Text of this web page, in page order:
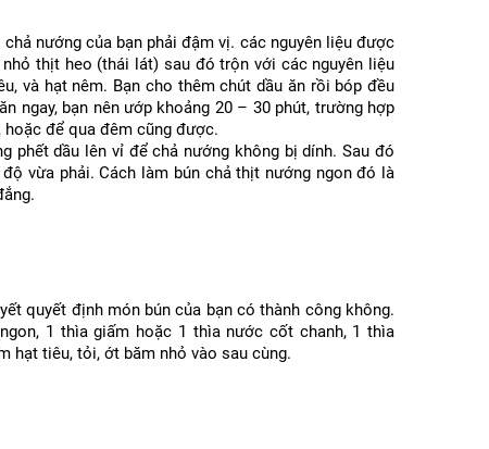
nướng của bạn phải đậm vị. các nguyên liệu được
thịt heo (thái lát) sau đó trộn với các nguyên liệu
và hạt nêm. Bạn cho thêm chút dầu ăn rồi bóp đều
ngay, bạn nên ướp khoảng 20 – 30 phút, trường hợp
để qua đêm cũng được.
dầu lên vỉ để chả nướng không bị dính. Sau đó
vừa phải. Cách làm bún chả thịt nướng ngon đó là
quyết định món bún của bạn có thành công không.
1 thìa giấm hoặc 1 thìa nước cốt chanh, 1 thìa
hạt tiêu, tỏi, ớt băm nhỏ vào sau cùng.